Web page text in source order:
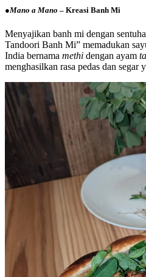
●Mano a Mano – Kreasi Banh Mi
Menyajikan banh mi dengan
Tandoori Banh Mi” memadukan
India bernama methi dengan ayam
menghasilkan rasa pedas dan segar